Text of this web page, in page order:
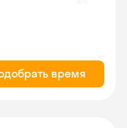
время